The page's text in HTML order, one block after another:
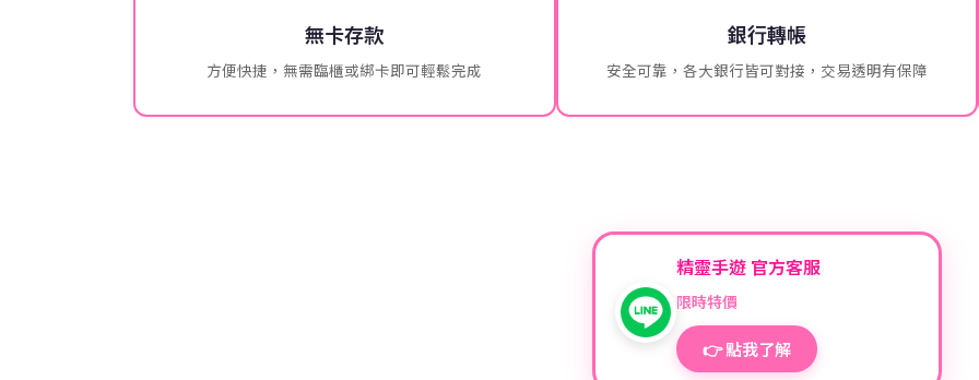
無卡存款
方便快捷，無需臨櫃或綁卡即可輕鬆完成
銀行轉帳
安全可靠，各大銀行皆可對接，交易透明有保障
精靈手遊 官方客服
限時特價
👉 點我了解